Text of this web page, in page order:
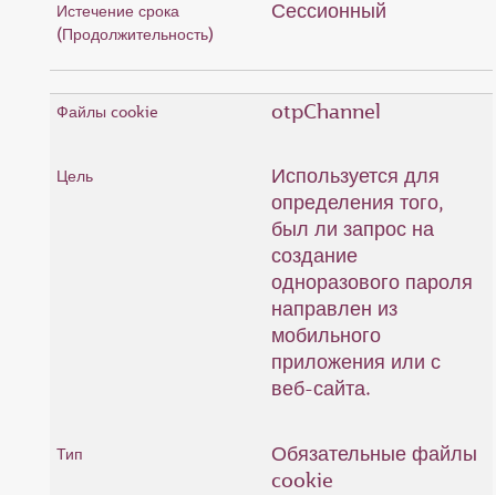
Сессионный
otpChannel
Используется для
определения того,
был ли запрос на
создание
одноразового пароля
направлен из
мобильного
приложения или с
веб-сайта.
Обязательные файлы
cookie